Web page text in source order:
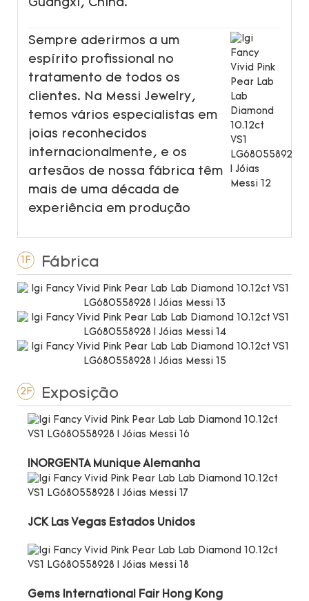
Guangxi, China.
Sempre aderirmos a um
espírito profissional no
tratamento de todos os
clientes. Na Messi Jewelry,
temos vários especialistas em
joias reconhecidos
internacionalmente, e os
artesãos de nossa fábrica têm
mais de uma década de
experiência em produção
1F Fábrica
2F Exposição
INORGENTA Munique Alemanha
JCK Las Vegas Estados Unidos
Gems International Fair Hong Kong